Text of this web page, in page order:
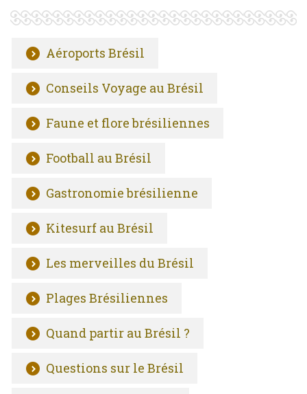
Aéroports Brésil
Conseils Voyage au Brésil
Faune et flore brésiliennes
Football au Brésil
Gastronomie brésilienne
Kitesurf au Brésil
Les merveilles du Brésil
Plages Brésiliennes
Quand partir au Brésil ?
Questions sur le Brésil